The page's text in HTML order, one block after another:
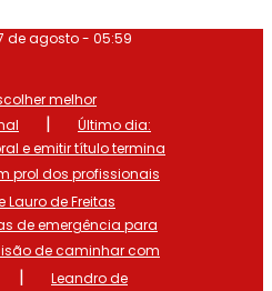
de agosto - 05:59
melhor
|
Último dia:
e emitir título termina
prol dos profissionais
Lauro de Freitas
de emergência para
de caminhar com
|
Leandro de